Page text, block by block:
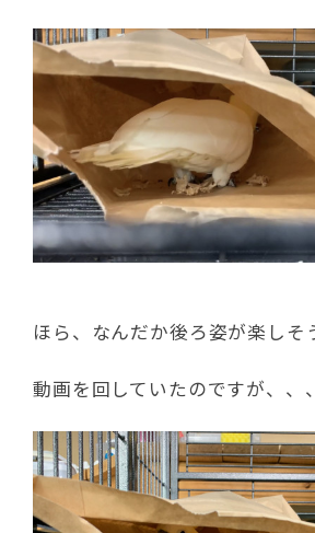
ほら、なんだか後ろ姿が楽しそ
動画を回していたのですが、、、